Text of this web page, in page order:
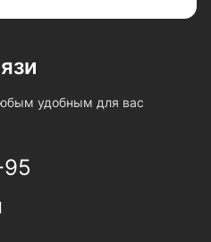
удобным для вас